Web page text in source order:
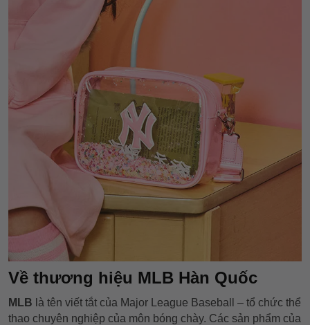
Về thương hiệu MLB Hàn Quốc
MLB là tên viết tắt của Major League Baseball – tổ chức thể
thao chuyên nghiệp của môn bóng chày. Các sản phẩm của